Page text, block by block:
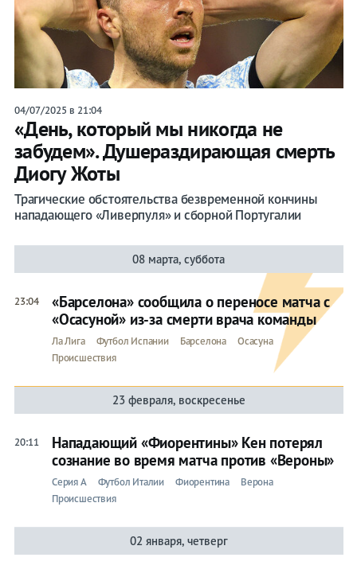
04/07/2025 в 21:04
«День, который мы никогда не
забудем». Душераздирающая смерть
Диогу Жоты
Трагические обстоятельства безвременной кончины
нападающего «Ливерпуля» и сборной Португалии
08 марта, суббота
23:04
«Барселона» сообщила о переносе матча с
«Осасуной» из-за смерти врача команды
Ла Лига Футбол Испании Барселона
Осасуна
Происшествия
23 февраля, воскресенье
20:11
Нападающий «Фиорентины» Кен потерял
сознание во время матча против «Вероны»
Серия A Футбол Италии Фиорентина
Верона
Происшествия
02 января, четверг